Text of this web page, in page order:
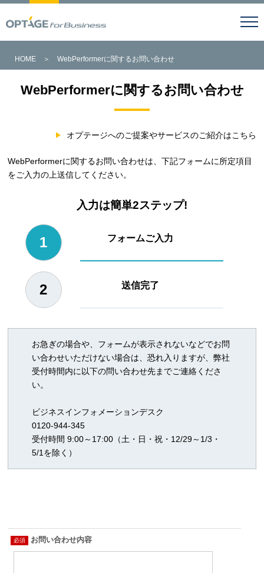
HOME＞ WebPerformerに関するお問い合わせ
WebPerformerに関するお問い合わせ
オプテージへのご提案やサービスのご紹介はこちら
WebPerformerに関するお問い合わせは、下記フォームに所定項目
をご入力の上送信してください。
入力は簡単2ステップ!
フォームご入力
送信完了
お急ぎの場合や、フォームが表示されないなどでお問
い合わせいただけない場合は、恐れ入りますが、弊社
受付時間内に以下の問い合わせ先までご連絡くださ
い。
ビジネスインフォメーションデスク
0120-944-345
受付時間 9:00～17:00（土・日・祝・12/29～1/3・
5/1を除く）